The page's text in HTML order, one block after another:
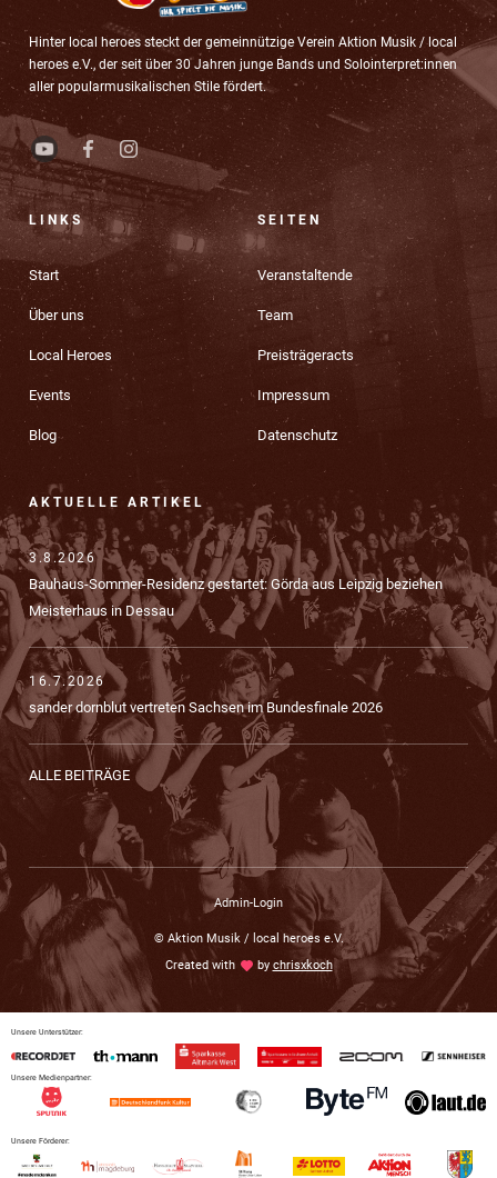
Hinter local heroes steckt der gemeinnützige Verein Aktion Musik / local
heroes e.V., der seit über 30 Jahren junge Bands und Solointerpret:innen
aller popularmusikalischen Stile fördert.
LINKS
Start
Über uns
Local Heroes
Events
Blog
SEITEN
Veranstaltende
Team
Preisträgeracts
Impressum
Datenschutz
AKTUELLE ARTIKEL
3.8.2026
Bauhaus-Sommer-Residenz gestartet: Görda aus Leipzig beziehen
Meisterhaus in Dessau
16.7.2026
sander dornblut vertreten Sachsen im Bundesfinale 2026
ALLE BEITRÄGE
Admin-Login
© Aktion Musik / local heroes e.V.
Created withlove by chrisxkoch
Unsere Unterstützer:
Unsere Medienpartner:
Unsere Förderer: